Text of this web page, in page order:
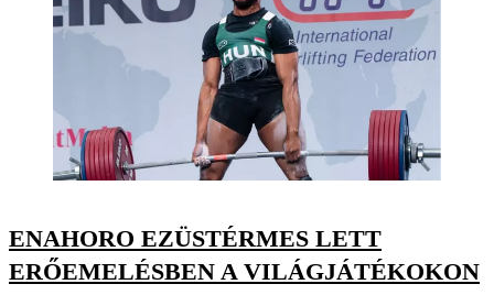
ENAHORO EZÜSTÉRMES LETT
ERŐEMELÉSBEN A VILÁGJÁTÉKOKON